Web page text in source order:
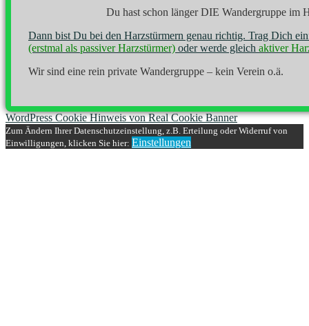
Du hast schon länger DIE Wandergruppe im
Dann bist Du bei den Harzstürmern genau richtig. Trag Dich
(erstmal als passiver Harzstürmer) oder werde gleich aktiver
Wir sind eine rein private Wandergruppe – kein Verein o.ä.
WordPress Cookie Hinweis von Real Cookie Banner
Zum Ändern Ihrer Datenschutzeinstellung, z.B. Erteilung oder Widerruf von
Einwilligungen, klicken Sie hier: Einstellungen